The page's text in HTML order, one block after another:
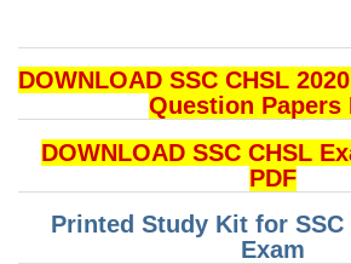
DOWNLOAD SSC CHSL
Question Papers
DOWNLOAD SSC CHSL
PDF
Printed Study Kit for SSC
Exam